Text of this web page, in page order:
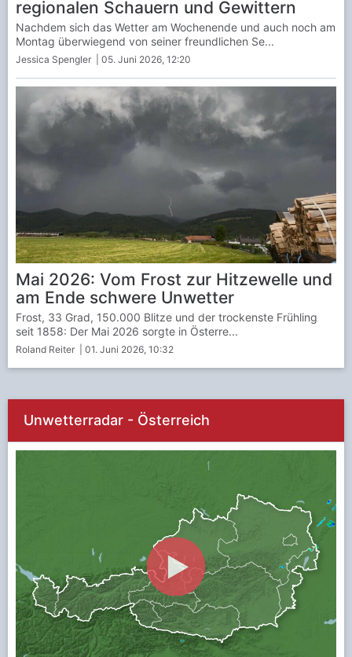
regionalen Schauern und Gewittern
Jessica Spengler | 05. Juni 2026, 12:20
Nachdem sich das Wetter am Wochenende und auch noch am
Montag überwiegend von seiner freundlichen Se...
Mai 2026: Vom Frost zur Hitzewelle und
am Ende schwere Unwetter
Roland Reiter | 01. Juni 2026, 10:32
Frost, 33 Grad, 150.000 Blitze und der trockenste Frühling
seit 1858: Der Mai 2026 sorgte in Österre...
Unwetterradar - Österreich